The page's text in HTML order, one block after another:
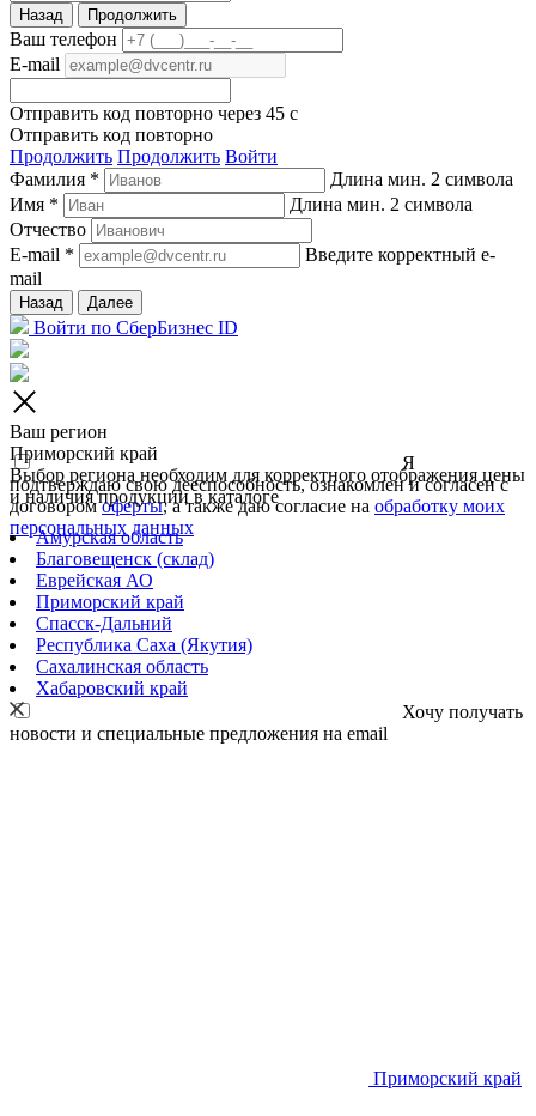
Назад Продолжить
Ваш телефон
E-mail
Отправить код повторно через 45 c
Отправить код повторно
Продолжить Продолжить Войти
Фамилия *
Длина мин. 2 символа
Имя *
Длина мин. 2 символа
Отчество
E-mail *
Введите корректный e-
mail
Я
подтверждаю свою дееспособность, ознакомлен и согласен с
договоромоферты, а также даю согласие на обработку моих
персональных данных
Хочу получать
новости и специальные предложения на email
Назад Далее
Войти по СберБизнес ID
Ваш регион
Приморский край
Выбор региона необходим для корректного отображения цены
и наличия продукции в каталоге
Амурская область
Благовещенск (склад)
Еврейская АО
Приморский край
Спасск-Дальний
Республика Саха (Якутия)
Сахалинская область
Хабаровский край
Приморский край